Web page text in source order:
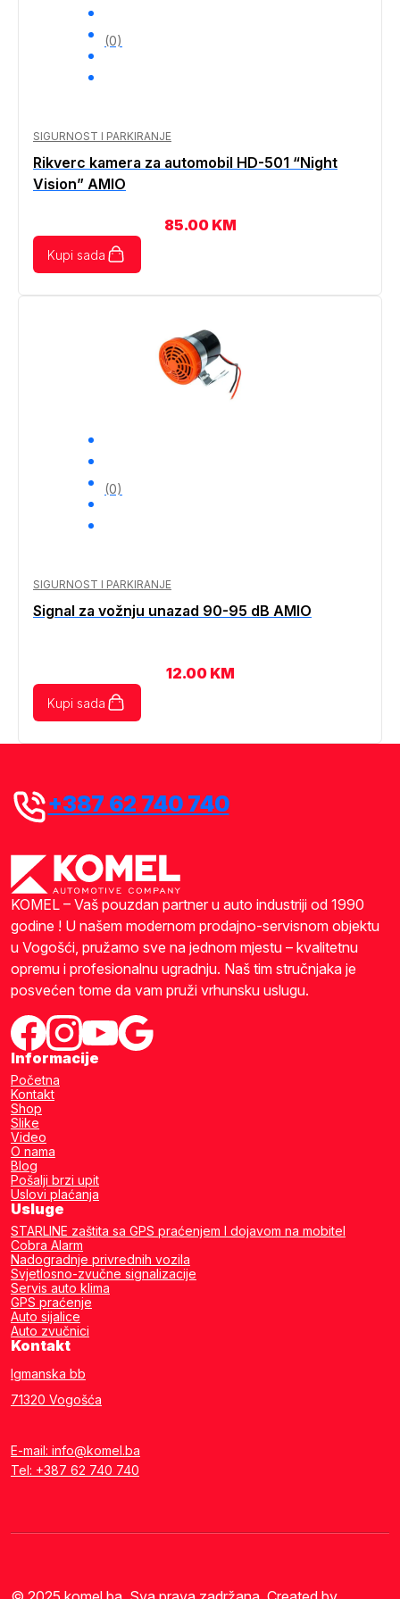
(0)
SIGURNOST I PARKIRANJE
Rikverc kamera za automobil HD-501 “Night
Vision” AMIO
85.00 KM
Kupi sada
(0)
SIGURNOST I PARKIRANJE
Signal za vožnju unazad 90-95 dB AMIO
12.00 KM
Kupi sada
+387 62 740 740
KOMEL – Vaš pouzdan partner u auto industriji od 1990
godine ! U našem modernom prodajno-servisnom objektu
u Vogošći, pružamo sve na jednom mjestu – kvalitetnu
opremu i profesionalnu ugradnju. Naš tim stručnjaka je
posvećen tome da vam pruži vrhunsku uslugu.
Informacije
Početna
Kontakt
Shop
Slike
Video
O nama
Blog
Pošalji brzi upit
Uslovi plaćanja
Usluge
STARLINE zaštita sa GPS praćenjem I dojavom na mobitel
Cobra Alarm
Nadogradnje privrednih vozila
Svjetlosno-zvučne signalizacije
Servis auto klima
GPS praćenje
Auto sijalice
Auto zvučnici
Kontakt
Igmanska bb
71320 Vogošća
E-mail: info@komel.ba
Tel: +387 62 740 740